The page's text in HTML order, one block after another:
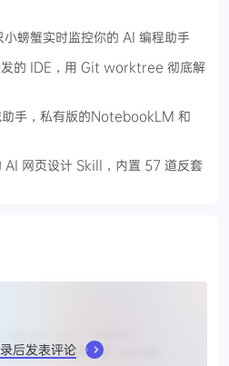
螃蟹实时监控你的 AI 编程助手
的 IDE，用 Git worktree 彻底解
手，私有版的NotebookLM 和
网页设计 Skill，内置 57 道反套
后发表评论